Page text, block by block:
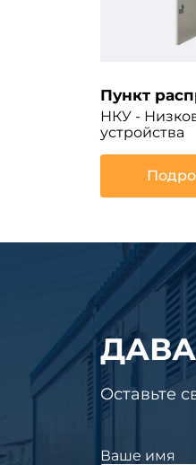
Пункт
НКУ -
устройства
Оставьте
Ваше имя